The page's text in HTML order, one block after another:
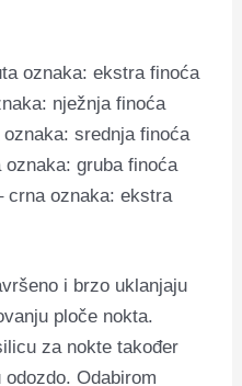
oznaka: ekstra finoća
nježnja finoća
srednja finoća
gruba finoća
crna oznaka: ekstra
i brzo uklanjaju
ploče nokta.
za nokte također
Odabirom